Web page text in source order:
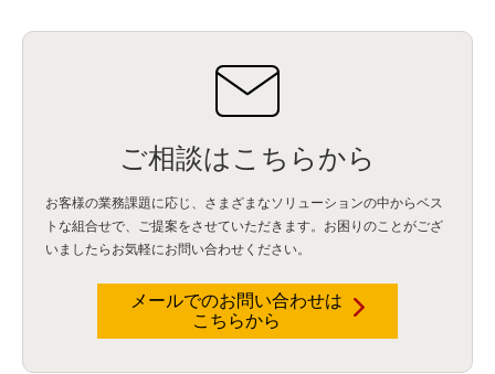
ご相談はこちらから
お客様の業務課題に応じ、さまざまなソリューションの中からベス
トな組合せで、 ご提案をさせていただきます。お困りのことがござ
いましたらお気軽にお問い合わせください。
メールでのお問い合わせは
こちらから